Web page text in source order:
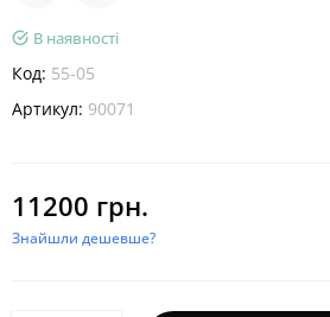
В наявності
Код: 55-05
Артикул: 90071
11200 грн.
Знайшли дешевше?